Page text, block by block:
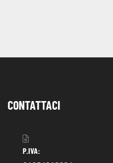
CONTATTACI
P.IVA: